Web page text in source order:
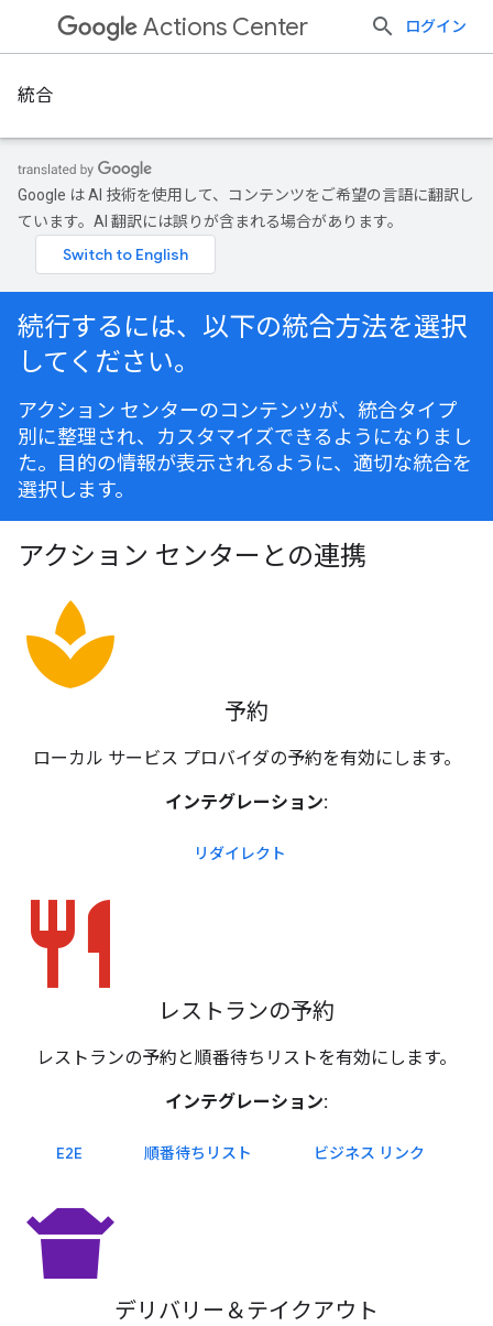
Actions Center ログイン
統合
Google は AI 技術を使用して、コンテンツをご希望の言語に翻訳し
ています。AI 翻訳には誤りが含まれる場合があります。
続行するには、以下の統合方法を選択
してください。
アクション センターのコンテンツが、統合タイプ
別に整理され、カスタマイズできるようになりまし
た。目的の情報が表示されるように、適切な統合を
選択します。
アクション センターとの連携
spa
予約
ローカル サービス プロバイダの予約を有効にします。
インテグレーション:
リダイレクト
restaurant
レストランの予約
レストランの予約と順番待ちリストを有効にします。
インテグレーション:
E2E 順番待ちリスト ビジネス リンク
takeout_dining
デリバリー＆テイクアウト